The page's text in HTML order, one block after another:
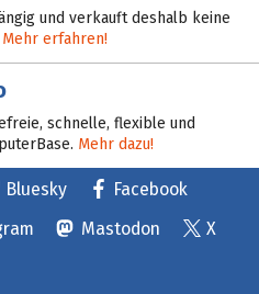
und verkauft deshalb keine
Mehr erfahren!
schnelle, flexible und
Mehr dazu!
Bluesky
Facebook
Mastodon
X